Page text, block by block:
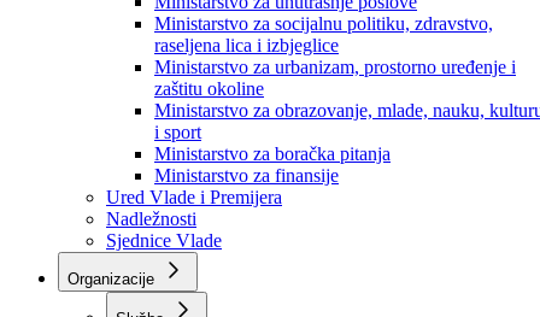
Ministarstvo za privredu
Ministarstvo za pravosuđe, upravu i radne odnose
Ministarstvo za unutrašnje poslove
Ministarstvo za socijalnu politiku, zdravstvo,
raseljena lica i izbjeglice
Ministarstvo za urbanizam, prostorno uređenje i
zaštitu okoline
Ministarstvo za obrazovanje, mlade, nauku,
i sport
Ministarstvo za boračka pitanja
Ministarstvo za finansije
Ured Vlade i Premijera
Nadležnosti
Sjednice Vlade